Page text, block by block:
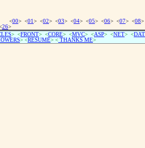
<00> <01 > <02> <03> <04> <05> <06> <07> <08
26>
> <FRONT> <CORE> <MVC> <ASP> <NET> <
> <RESUME> < THANKS ME>